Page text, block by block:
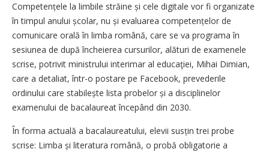
Competențele la limbile străine și cele digitale vor fi organizate
în timpul anului școlar, nu și evaluarea competențelor de
comunicare orală în limba română, care se va programa în
sesiunea de după încheierea cursurilor, alături de examenele
scrise, potrivit ministrului interimar al educaţiei, Mihai Dimian,
care a detaliat, într-o postare pe Facebook, prevederile
ordinului care stabilește lista probelor și a disciplinelor
examenului de bacalaureat începând din 2030.
În forma actuală a bacalaureatului, elevii susțin trei probe
scrise: Limba și literatura română, o probă obligatorie a